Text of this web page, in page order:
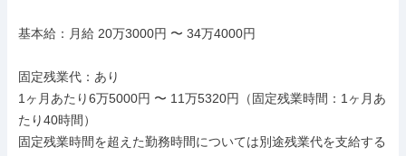
基本給：月給 20万3000円 〜 34万4000円
固定残業代：あり
1ヶ月あたり6万5000円 〜 11万5320円（固定残業時間：1ヶ月あ
たり40時間）
固定残業時間を超えた勤務時間については別途残業代を支給する